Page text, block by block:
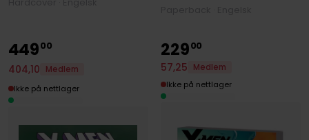
44900
404,10
Medlem
Ikke på nettlager
22900
57,25
Medlem
Ikke på nettlager